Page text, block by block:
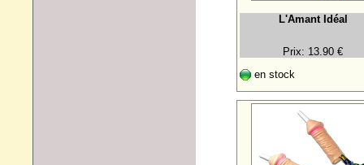
L'Amant Idéal
Prix: 13.90 €
en stock